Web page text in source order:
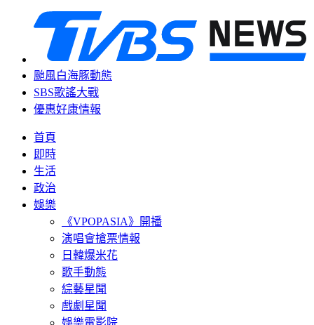
颱風白海豚動態
SBS歌謠大戰
優惠好康情報
首頁
即時
生活
政治
娛樂
《VPOPASIA》開播
演唱會搶票情報
日韓爆米花
歌手動態
綜藝星聞
戲劇星聞